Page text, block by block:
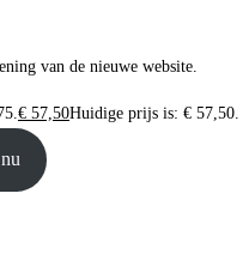
van de nieuwe website.
€ 57,50Huidige prijs is: € 57,50.